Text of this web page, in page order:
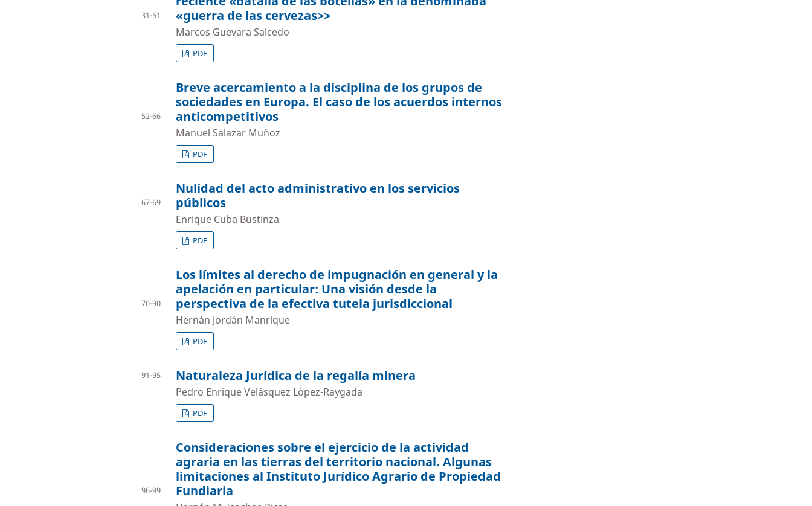
«guerra de las cervezas>>
Marcos Guevara Salcedo
31-51
PDF
Breve acercamiento a la disciplina de los grupos de
sociedades en Europa. El caso de los acuerdos internos
anticompetitivos
Manuel Salazar Muñoz
52-66
PDF
Nulidad del acto administrativo en los servicios
públicos
Enrique Cuba Bustinza
67-69
PDF
Los límites al derecho de impugnación en general y la
apelación en particular: Una visión desde la
perspectiva de la efectiva tutela jurisdiccional
Hernán Jordán Manrique
70-90
PDF
Naturaleza Jurídica de la regalía minera
Pedro Enrique Velásquez López-Raygada
91-95
PDF
Consideraciones sobre el ejercicio de la actividad
agraria en las tierras del territorio nacional. Algunas
limitaciones al Instituto Jurídico Agrario de Propiedad
Fundiaria
96-99